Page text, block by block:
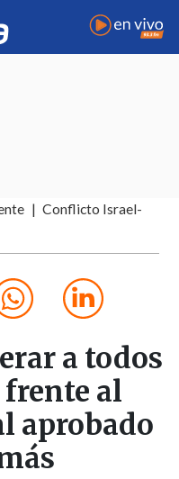
Conflicto Israel-
a todos
frente al
aprobado